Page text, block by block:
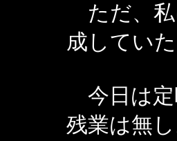
ただ、私
成してい
今日は定
残業は無し